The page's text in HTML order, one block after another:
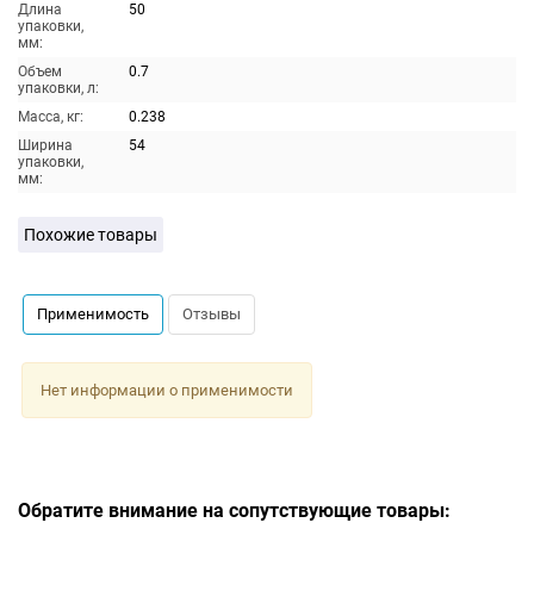
Длина
упаковки,
мм:
50
Объем
упаковки, л:
0.7
Масса, кг:
0.238
Ширина
упаковки,
мм:
54
Похожие товары
Применимость Отзывы
Нет информации о применимости
Обратите внимание на сопутствующие товары: